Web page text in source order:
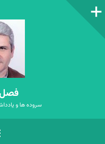
ستون‌کناری
سروده ها و